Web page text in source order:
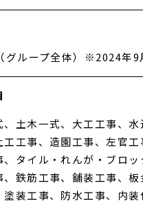
グループ全体）※2024年9
土木一式、大工工事、水
工工事、造園工事、左官工
、タイル・れんが・ブロ
、鉄筋工事、舗装工事、板
塗装工事、防水工事、内